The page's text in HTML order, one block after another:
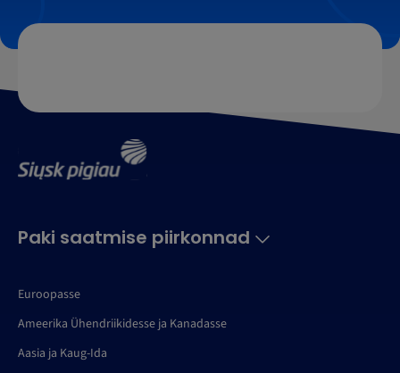
Paki saatmise piirkonnad
Euroopasse
Ameerika Ühendriikidesse ja Kanadasse
Aasia ja Kaug-Ida